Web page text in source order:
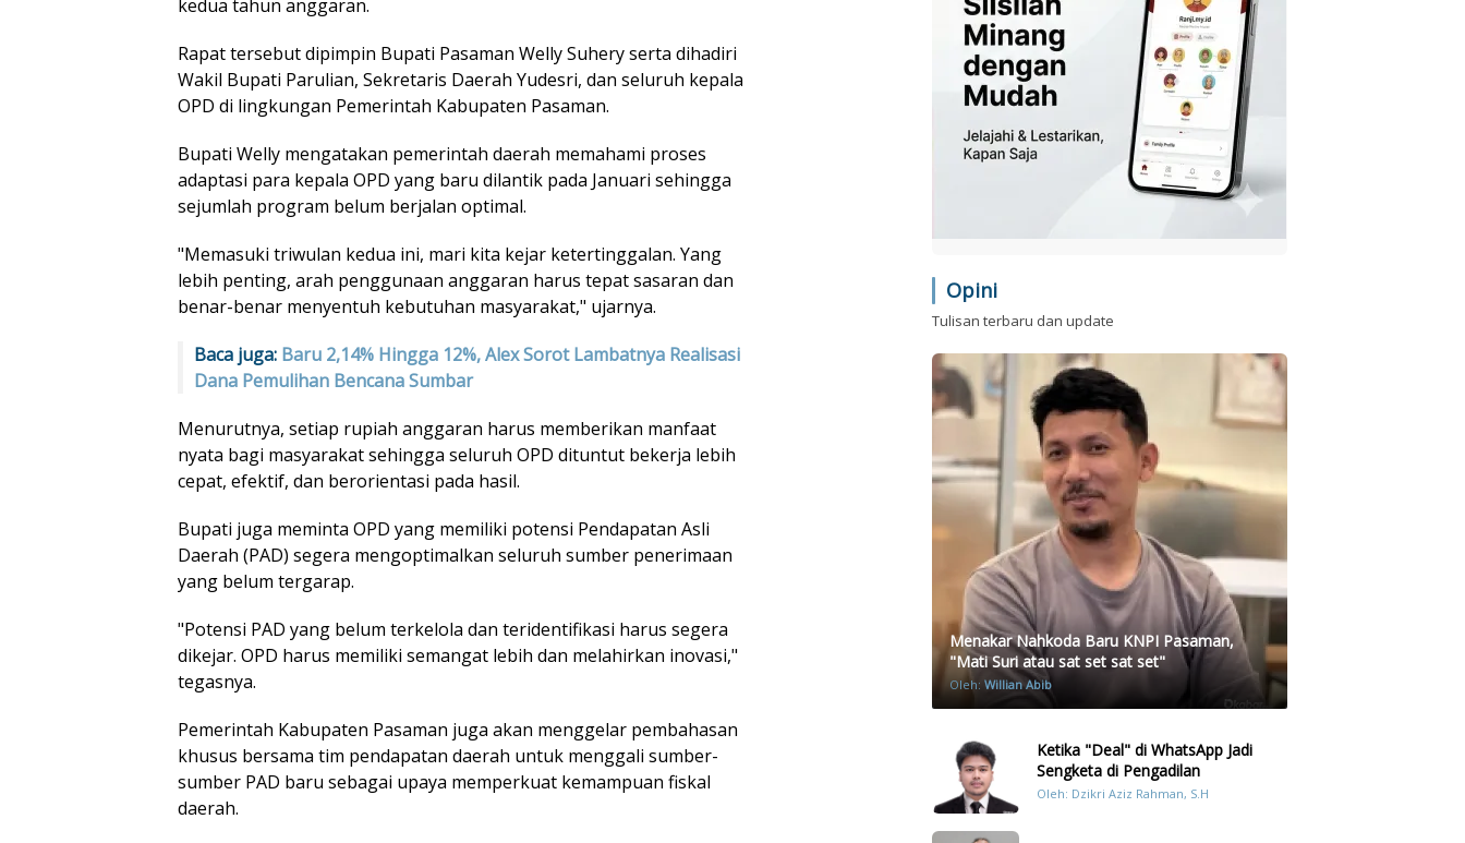
kedua tahun anggaran.
Rapat tersebut dipimpin Bupati Pasaman Welly Suhery serta dihadiri
Wakil Bupati Parulian, Sekretaris Daerah Yudesri, dan seluruh kepala
OPD di lingkungan Pemerintah Kabupaten Pasaman.
Bupati Welly mengatakan pemerintah daerah memahami proses
adaptasi para kepala OPD yang baru dilantik pada Januari sehingga
sejumlah program belum berjalan optimal.
"Memasuki triwulan kedua ini, mari kita kejar ketertinggalan. Yang
lebih penting, arah penggunaan anggaran harus tepat sasaran dan
benar-benar menyentuh kebutuhan masyarakat," ujarnya.
Baca juga: Baru 2,14% Hingga 12%, Alex Sorot Lambatnya Realisasi
Dana Pemulihan Bencana Sumbar
Menurutnya, setiap rupiah anggaran harus memberikan manfaat
nyata bagi masyarakat sehingga seluruh OPD dituntut bekerja lebih
cepat, efektif, dan berorientasi pada hasil.
Bupati juga meminta OPD yang memiliki potensi Pendapatan Asli
Daerah (PAD) segera mengoptimalkan seluruh sumber penerimaan
yang belum tergarap.
"Potensi PAD yang belum terkelola dan teridentifikasi harus segera
dikejar. OPD harus memiliki semangat lebih dan melahirkan inovasi,"
tegasnya.
Pemerintah Kabupaten Pasaman juga akan menggelar pembahasan
khusus bersama tim pendapatan daerah untuk menggali sumber-
sumber PAD baru sebagai upaya memperkuat kemampuan fiskal
daerah.
Opini
Tulisan terbaru dan update
Menakar Nahkoda Baru KNPI Pasaman,
"Mati Suri atau sat set sat set"
Oleh: Willian Abib
Ketika "Deal" di WhatsApp Jadi
Sengketa di Pengadilan
Oleh: Dzikri Aziz Rahman, S.H